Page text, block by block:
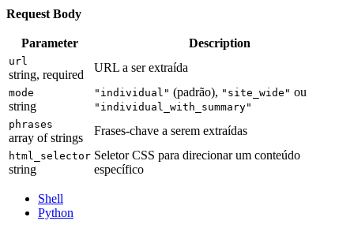
Request Body
Parameter Description
url
string, required
URL a ser extraída
mode
string
"individual" (padrão), "site_wide" ou
"individual_with_summary"
phrases
array of strings
Frases-chave a serem extraídas
html_selector
string
Seletor CSS para direcionar um conteúdo
específico
Shell
Python